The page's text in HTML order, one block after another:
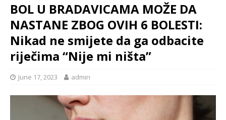
BOL U BRADAVICAMA MOŽE DA
NASTANE ZBOG OVIH 6 BOLESTI:
Nikad ne smijete da ga odbacite
riječima “Nije mi ništa”
June 17, 2023 admin